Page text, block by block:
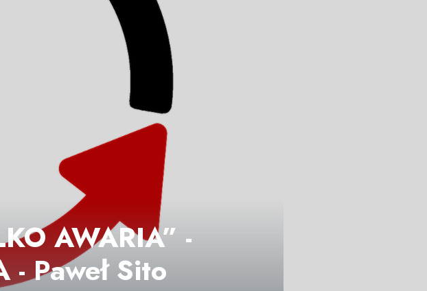
AWARIA” -
- Paweł Sito